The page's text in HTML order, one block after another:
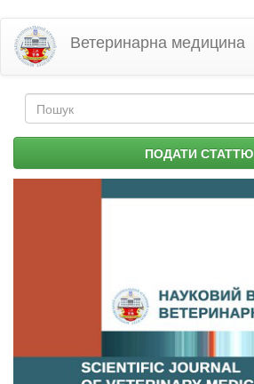
Перейти
основного
матеріалу
Ветеринарна медицина
Пошукова
форма ПОДАТИ СТАТТЮ